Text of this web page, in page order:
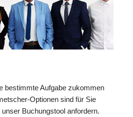
bestimmte Aufgabe zukommen
Optionen sind für Sie
Buchungstool anfordern.